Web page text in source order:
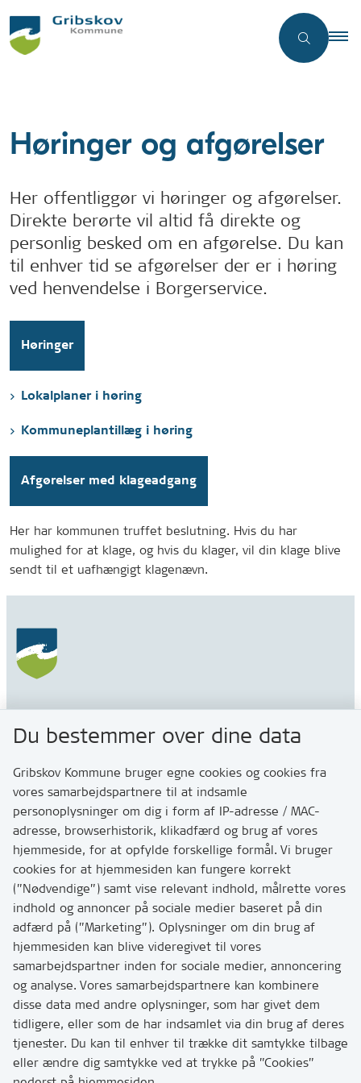
Høringer og afgørelser
Her offentliggør vi høringer og afgørelser.
Direkte berørte vil altid få direkte og
personlig besked om en afgørelse. Du kan
til enhver tid se afgørelser der er i høring
ved henvendelse i Borgerservice.
Høringer
Lokalplaner i høring
Kommuneplantillæg i høring
Afgørelser med klageadgang
Her har kommunen truffet beslutning. Hvis du har
mulighed for at klage, og hvis du klager, vil din klage blive
sendt til et uafhængigt klagenævn.
Gribskov Kommune
3200 Helsinge
Kontakt
Skriv til os via Digital Post
Har du brug for at komme i kontakt med os? Se her
hvordan
Tip os om huller i vejen eller andet
T:7249 6000
Bemærk: vi har mange opkald mellem kl. 10 og 11
Links
Tilgængelighedserklæring
Cookies
Du bestemmer over dine data
Gribskov Kommune bruger egne cookies og cookies fra
vores samarbejdspartnere til at indsamle
personoplysninger om dig i form af IP-adresse / MAC-
adresse, browserhistorik, klikadfærd og brug af vores
hjemmeside, for at opfylde forskellige formål. Vi bruger
cookies for at hjemmesiden kan fungere korrekt
(”Nødvendige”) samt vise relevant indhold, målrette vores
indhold og annoncer på sociale medier baseret på din
adfærd på (”Marketing”). Oplysninger om din brug af
hjemmesiden kan blive videregivet til vores
samarbejdspartner inden for sociale medier, annoncering
og analyse. Vores samarbejdspartnere kan kombinere
disse data med andre oplysninger, som har givet dem
tidligere, eller som de har indsamlet via din brug af deres
tjenester. Du kan til enhver til trække dit samtykke tilbage
eller ændre dig samtykke ved at trykke på ”Cookies”